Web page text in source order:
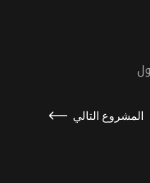
المشروع التالي